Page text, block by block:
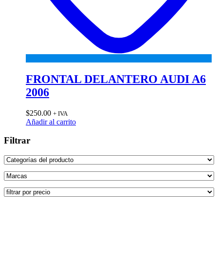
FRONTAL DELANTERO AUDI A6
2006
$250.00 + IVA
Añadir al carrito
Filtrar